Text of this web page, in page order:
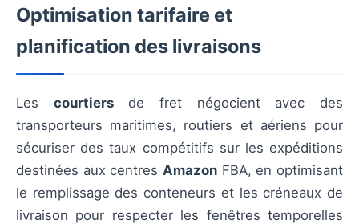
Optimisation tarifaire et
planification des livraisons
Les courtiersde fret négocient avec des
transporteurs maritimes, routiers et aériens pour
sécuriser des taux compétitifs sur les expéditions
destinées aux centres Amazon FBA, en optimisant
le remplissage des conteneurs et les créneaux de
livraison pour respecter les fenêtres temporelles